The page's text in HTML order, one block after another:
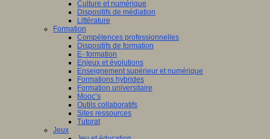
Culture et numérique
Dispositifs de médiation
Littérature
Formation
Compétences professionnelles
Dispositifs de formation
E- formation
Enjeux et évolutions
Enseignement supérieur et numérique
Formations hybrides
Formation universitaire
Mooc’s
Outils collaboratifs
Sites ressources
Tutorat
Jeux